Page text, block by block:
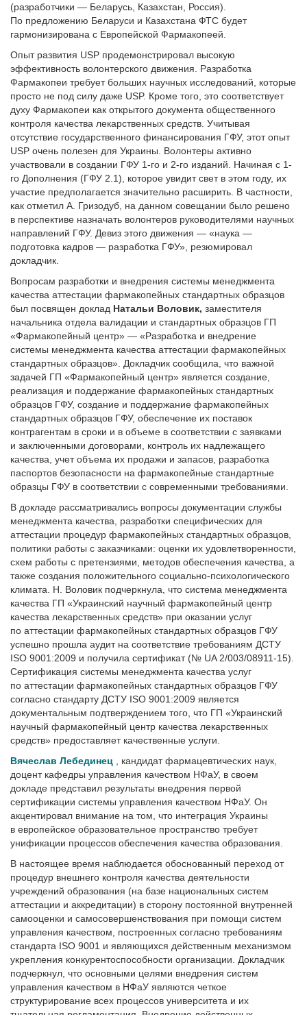
(разработчики — Беларусь, Казахстан, Россия).
По предложению Беларуси и Казахстана ФТС будет
гармонизирована с Европейской Фармакопеей.
Опыт развития USP продемонстрировал высокую
эффективность волонтерского движения. Разработка
Фармакопеи требует больших научных исследований, которые
просто не под силу даже USP. Кроме того, это соответствует
духу Фармакопеи как открытого документа общественного
контроля качества лекарственных средств. Учитывая
отсутствие государственного финансирования ГФУ, этот опыт
USP очень полезен для Украины. Волонтеры активно
участвовали в создании ГФУ 1-го и 2-го изданий. Начиная с 1-
го Дополнения (ГФУ 2.1), которое увидит свет в этом году, их
участие предполагается значительно расширить. В частности,
как отметил А. Гризодуб, на данном совещании было решено
в перспективе назначать волонтеров руководителями научных
направлений ГФУ. Девиз этого движения — «наука —
подготовка кадров — разработка ГФУ», резюмировал
докладчик.
Вопросам разработки и внедрения системы менеджмента
качества аттестации фармакопейных стандартных образцов
был посвящен доклад Натальи Воловик, заместителя
начальника отдела валидации и стандартных образцов ГП
«Фармакопейный центр» — «Разработка и внедрение
системы менеджмента качества аттестации фармакопейных
стандартных образцов». Докладчик сообщила, что важной
задачей ГП «Фармакопейный центр» является создание,
реализация и поддержание фармакопейных стандартных
образцов ГФУ, создание и поддержание фармакопейных
стандартных образцов ГФУ, обеспечение их поставок
контрагентам в сроки и в объеме в соответствии с заявками
и заключенными договорами, контроль их надлежащего
качества, учет объема их продажи и запасов, разработка
паспортов безопасности на фармакопейные стандартные
образцы ГФУ в соответствии с современными требованиями.
В докладе рассматривались вопросы документации службы
менеджмента качества, разработки специфических для
аттестации процедур фармакопейных стандартных образцов,
политики работы с заказчиками: оценки их удовлетворенности,
схем работы с претензиями, методов обеспечения качества, а
также создания положительного социально-психологического
климата. Н. Воловик подчеркнула, что система менеджмента
качества ГП «Украинский научный фармакопейный центр
качества лекарственных средств» при оказании услуг
по аттестации фармакопейных стандартных образцов ГФУ
успешно прошла аудит на соответствие требованиям ДСТУ
ISO 9001:2009 и получила сертификат (№ UA 2/003/08911-15).
Сертификация системы менеджмента качества услуг
по аттестации фармакопейных стандартных образцов ГФУ
согласно стандарту ДСТУ ISO 9001:2009 является
документальным подтверждением того, что ГП «Украинский
научный фармакопейный центр качества лекарственных
средств» предоставляет качественные услуги.
Вячеслав Лебединец
, кандидат фармацевтических наук,
доцент кафедры управления качеством НФаУ, в своем
докладе представил результаты внедрения первой
сертификации системы управления качеством НФаУ. Он
акцентировал внимание на том, что интеграция Украины
в европейское образовательное пространство требует
унификации процессов обеспечения качества образования.
В настоящее время наблюдается обоснованный переход от
процедур внешнего контроля качества деятельности
учреждений образования (на базе национальных систем
аттестации и аккредитации) в сторону постоянной внутренней
самооценки и самосовершенствования при помощи систем
управления качеством, построенных согласно требованиям
стандарта ISO 9001 и являющихся действенным механизмом
укрепления конкурентоспособности организации. Докладчик
подчеркнул, что основными целями внедрения систем
управления качеством в НФаУ являются четкое
структурирование всех процессов университета и их